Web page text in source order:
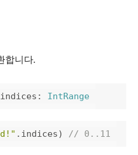
합니다.
indices : IntRange
. indices) // 0..11